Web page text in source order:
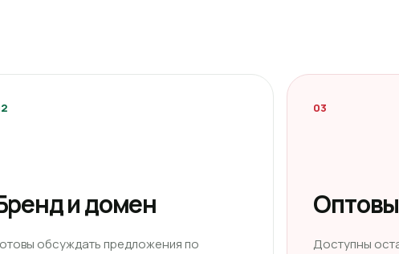
и домен
обсуждать предложения по
03
Доступны